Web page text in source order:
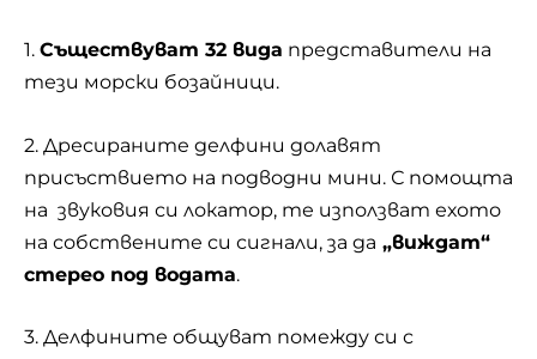
1. Съществуват 32 вида представители на
тези морски бозайници.
2. Дресираните делфини долавят
присъствието на подводни мини. С помощта
на звуковия си локатор, те използват ехото
на собствените си сигнали, за да „виждат“
стерео под водата.
3. Делфините общуват помежду си с